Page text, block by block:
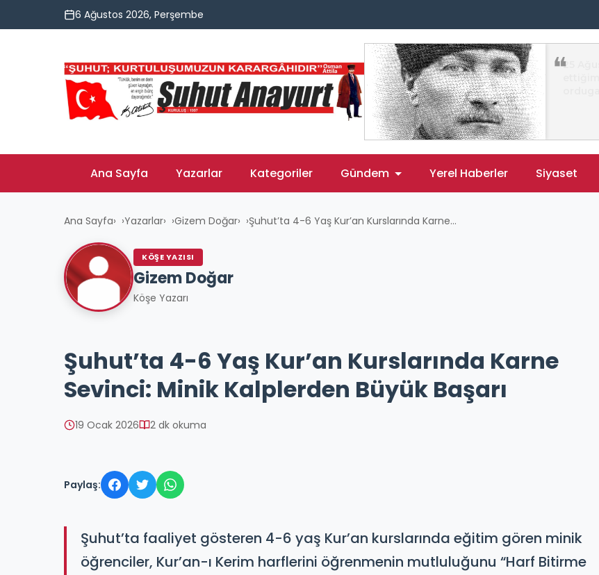
6 Ağustos 2026, Perşembe
Ana Sayfa Yazarlar Kategoriler Gündem Yerel Haberler Siyaset
Ana Sayfa› Yazarlar› Gizem Doğar› Şuhut’ta 4-6 Yaş Kur’an Kurslarında Karne...
KÖŞE YAZISI
Gizem Doğar
Köşe Yazarı
Şuhut’ta 4-6 Yaş Kur’an Kurslarında Karne
Sevinci: Minik Kalplerden Büyük Başarı
19 Ocak 2026 2 dk okuma
Paylaş:
Şuhut’ta faaliyet gösteren 4-6 yaş Kur’an kurslarında eğitim gören minik
öğrenciler, Kur’an-ı Kerim harflerini öğrenmenin mutluluğunu “Harf Bitirme